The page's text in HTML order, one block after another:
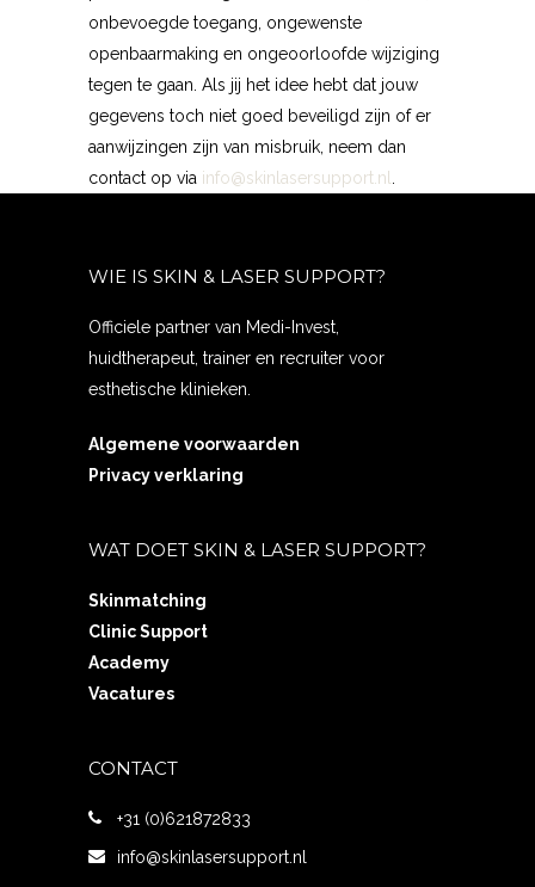
onbevoegde toegang, ongewenste
openbaarmaking en ongeoorloofde wijziging
tegen te gaan. Als jij het idee hebt dat jouw
gegevens toch niet goed beveiligd zijn of er
aanwijzingen zijn van misbruik, neem dan
contact op via info@skinlasersupport.nl
WIE IS SKIN & LASER SUPPORT?
Officiele partner van Medi-Invest,
huidtherapeut, trainer en recruiter voor
esthetische klinieken.
Algemene voorwaarden
Privacy verklaring
WAT DOET SKIN & LASER SUPPORT?
Skinmatching
Clinic Support
Academy
Vacatures
CONTACT
+31 (0)621872833
info@skinlasersupport.nl